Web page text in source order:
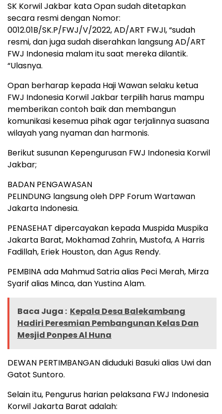
SK Korwil Jakbar kata Opan sudah ditetapkan
secara resmi dengan Nomor:
0012.01B/SK.P/FWJ/V/2022, AD/ART FWJI, “sudah
resmi, dan juga sudah diserahkan langsung AD/ART
FWJ Indonesia malam itu saat mereka dilantik.
“Ulasnya.
Opan berharap kepada Haji Wawan selaku ketua
FWJ Indonesia Korwil Jakbar terpilih harus mampu
memberikan contoh baik dan membangun
komunikasi kesemua pihak agar terjalinnya suasana
wilayah yang nyaman dan harmonis.
Berikut susunan Kepengurusan FWJ Indonesia Korwil
Jakbar;
BADAN PENGAWASAN
PELINDUNG langsung oleh DPP Forum Wartawan
Jakarta Indonesia.
PENASEHAT dipercayakan kepada Muspida Muspika
Jakarta Barat, Mokhamad Zahrin, Mustofa, A Harris
Fadillah, Eriek Houston, dan Agus Rendy.
PEMBINA ada Mahmud Satria alias Peci Merah, Mirza
Syarif alias Minca, dan Yustina Alam.
Baca Juga : Kepala Desa Balekambang
Hadiri Peresmian Pembangunan Kelas Dan
Mesjid Ponpes Al Huna
DEWAN PERTIMBANGAN diduduki Basuki alias Uwi dan
Gatot Suntoro.
Selain itu, Pengurus harian pelaksana FWJ Indonesia
Korwil Jakarta Barat adalah: